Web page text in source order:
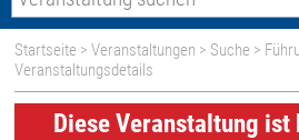
Startseite >Veranstaltungen > Suche >
Veranstaltungsdetails
Diese Veranstaltung